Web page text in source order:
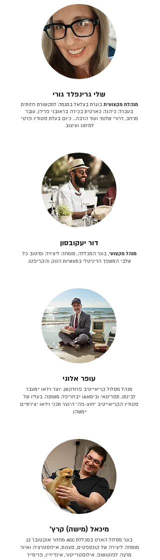
שלי גרינפלד גורי
מנהלת מקצועית בוגרת בצלאל במגמה לתקשורת חזותית.
בעברה כיהנה כארטית בכירה בראובני פרידן, ענבר
מרחב, דרורי שלומי ועוד הרבה… כיום בעלת סטודיו פרטי
למיתוג ועיצוב.
דור יעקובסון
מנהל מקצועי, בוגר המכללה, מומחה ליצירה ומיטוב כל
שלבי המשפך הדיגיטלי בתעשיות הטק והקריפטו.
עופר אלוני
מנהל מסלול קריאייטיב פרודקשן. יוצר וידאו *מעבר
לבינתו, תסריטאי וב​ימאiA‎ *בחריפה משתנה. בעליו של
סטודיו הקריאייטיב ״חוצ-פה״ היוצר תכני וידאו יצירתיים
*משהו.
מיכאל (מישה) קרץ׳
בוגר מסלול הארט במכללת ACC מחזור אוקטובר 12.
מומחה ליצירה של קונספטים, סצנות, אילוסטרציה ואיור.
מרצה לפוטושופ, אילוסטרייטור, אינדיזיין, פרימייר